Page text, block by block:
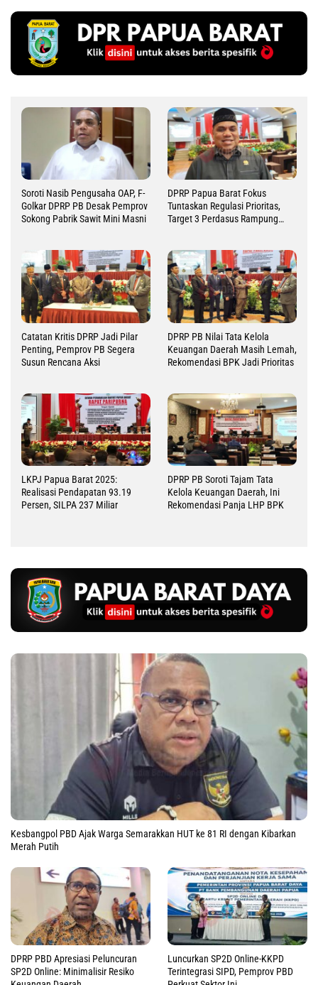
Soroti Nasib Pengusaha OAP, F-
Golkar DPRP PB Desak Pemprov
Sokong Pabrik Sawit Mini Masni
DPRP Papua Barat Fokus
Tuntaskan Regulasi Prioritas,
Target 3 Perdasus Rampung
Catatan Kritis DPRP Jadi Pilar
Penting, Pemprov PB Segera
Susun Rencana Aksi
DPRP PB Nilai Tata Kelola
Keuangan Daerah Masih Lemah,
Rekomendasi BPK Jadi Prioritas
LKPJ Papua Barat 2025:
Realisasi Pendapatan 93.19
Persen, SILPA 237 Miliar
DPRP PB Soroti Tajam Tata
Kelola Keuangan Daerah, Ini
Rekomendasi Panja LHP BPK
Kesbangpol PBD Ajak Warga Semarakkan HUT ke 81 RI dengan Kibarkan
Merah Putih
DPRP PBD Apresiasi Peluncuran
SP2D Online: Minimalisir Resiko
Luncurkan SP2D Online-KKPD
Terintegrasi SIPD, Pemprov PBD